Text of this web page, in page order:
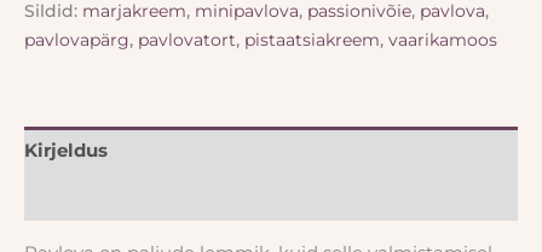
Sildid: marjakreem, minipavlova, passionivõie, pavlova,
pavlovapärg, pavlovatort, pistaatsiakreem, vaarikamoos
Kirjeldus